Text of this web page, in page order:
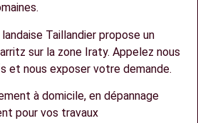
Taillandier propose un
sur la zone Iraty. Appelez nous
et nous exposer votre demande.
à domicile, en dépannage
pour vos travaux